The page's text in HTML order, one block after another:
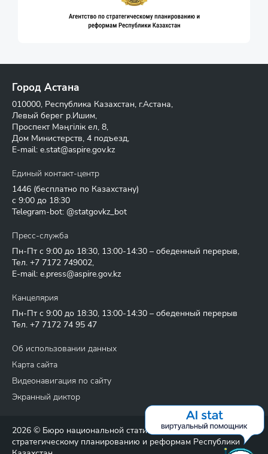
Город Астана
010000, Республика Казахстан, г.Астана,
Левый берег р.Ишим,
Проспект Мәңгілік ел, 8,
Дом Министерств, 4 подъезд,
E-mail: e.stat@aspire.gov.kz
Единый контакт-центр
1446 (бесплатно по Казахстану)
с 9:00 до 18:30
Telegram-bot: @statgovkz_bot
Пресс-служба
Пн-Пт с 9:00 до 18:30, 13:00-14:30 – обеденный перерыв,
Тел. +7 7172 749002,
E-mail: e.press@aspire.gov.kz
Канцелярия
Пн-Пт с 9:00 до 18:30, 13:00-14:30 – обеденный перерыв
Тел. +7 7172 74 95 47
Об использовании данных
Карта сайта
Видеонавигация по сайту
Экранный диктор
2026 © Бюро национальной статистики Агентства по
стратегическому планированию и реформам Республики